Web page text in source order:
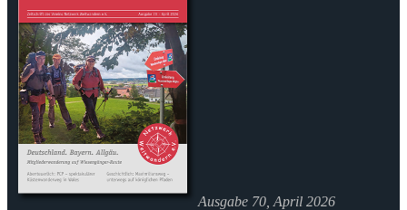
Ausgabe 70, April 2026